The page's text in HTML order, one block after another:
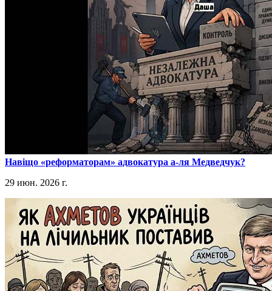
​Навіщо «реформаторам» адвокатура а-ля Медведчук?
29 июн. 2026 г.